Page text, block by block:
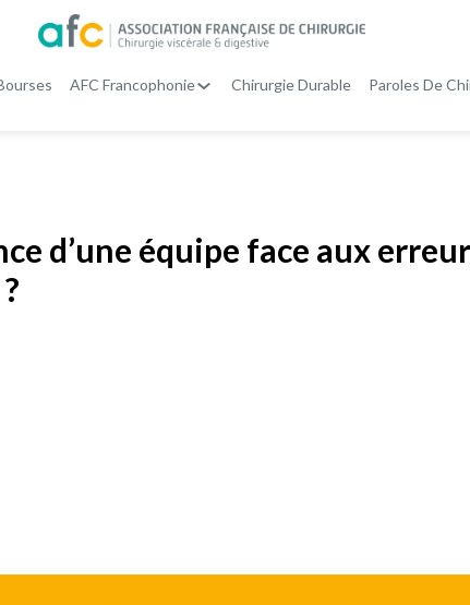
AFC Francophonie Chirurgie Durable Paroles De
d’une équipe face aux